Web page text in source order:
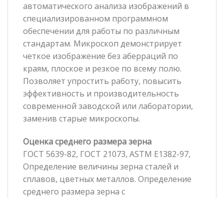
автоматического анализа изображений в
специализированном программном
обеспечении для работы по различным
стандартам. Микроскоп демонстрирует
четкое изображение без аберраций по
краям, плоское и резкое по всему полю.
Позволяет упростить работу, повысить
эффективность и производительность
современной заводской или лаборатории,
заменив старые микроскопы.
Оценка среднего размера зерна
ГОСТ 5639-82, ГОСТ 21073, ASTM E1382-97,
Определение величины зерна сталей и
сплавов, цветных металлов. Определение
среднего размера зерна с